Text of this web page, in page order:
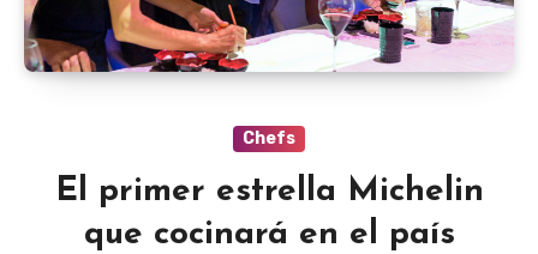
Chefs
El primer estrella Michelin
que cocinará en el país